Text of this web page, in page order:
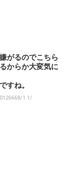
がるのでこちら
からか大変気に
すね。
1.1/